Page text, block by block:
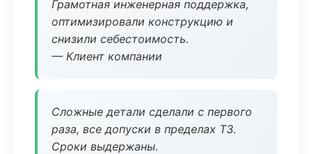
Грамотная инженерная поддержка,
оптимизировали конструкцию и
снизили себестоимость.
— Клиент компании
Сложные детали сделали с первого
раза, все допуски в пределах ТЗ.
Сроки выдержаны.